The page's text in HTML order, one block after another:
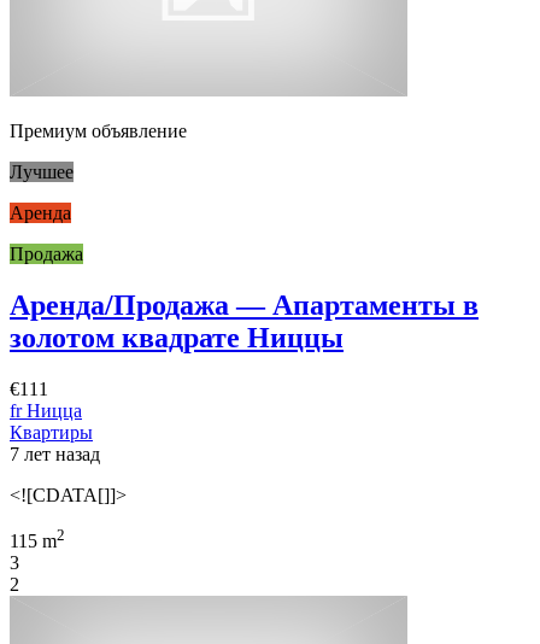
Премиум объявление
Лучшее
Аренда
Продажа
Аренда/Продажа — Апартаменты в
золотом квадрате Ниццы
€111
fr Ницца
Квартиры
7 лет назад
<![CDATA[]]>
115 m2
3
2